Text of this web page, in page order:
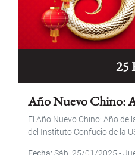
25
Año Nuevo Chino:
El Año Nuevo Chino: Año de
del Instituto Confucio de la